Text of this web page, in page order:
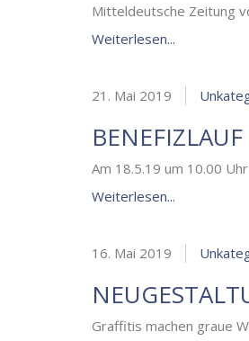
Mitteldeutsche Zeitung
Weiterlesen...
21. Mai 2019
Am 18.5.19 um 10.00
Weiterlesen...
16. Mai 2019
Graffitis machen graue